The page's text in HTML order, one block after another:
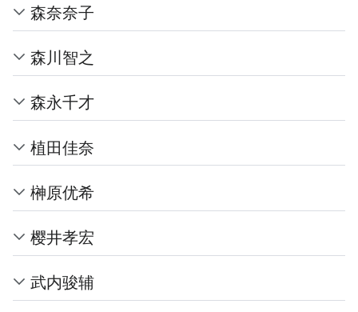
森奈奈子
森川智之
森永千才
植田佳奈
榊原优希
樱井孝宏
武内骏辅